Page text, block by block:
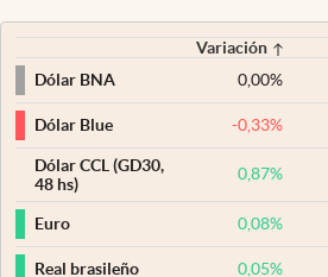
Variación
Dólar BNA
0,00%
Dólar Blue -0,33%
Dólar CCL (GD30,
48 hs)
0,87%
Euro 0,08%
Real brasileño 0,05%